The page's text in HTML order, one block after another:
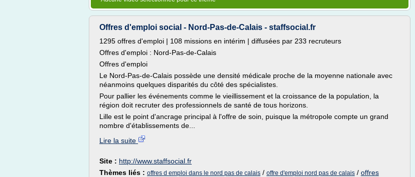
Offres d'emploi social - Nord-Pas-de-Calais - staffsocial.fr
1295 offres d'emploi | 108 missions en intérim | diffusées par 233 recruteurs
Offres d'emploi : Nord-Pas-de-Calais
Offres d'emploi
Le Nord-Pas-de-Calais possède une densité médicale proche de la moyenne nationale avec
néanmoins quelques disparités du côté des spécialistes.
Pour pallier les événements comme le vieillissement et la croissance de la population, la
région doit recruter des professionnels de santé de tous horizons.
Lille est le point d'ancrage principal à l'offre de soin, puisque la métropole compte un grand
nombre d'établissements de...
Lire la suite
Site : http://www.staffsocial.fr
Thèmes liés : offres d emploi dans le nord pas de calais / offre d'emploi nord pas de calais / offres